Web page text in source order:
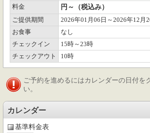
料金
円～（税込み）
ご提供期間
2026年01月06日～2026年12月
お食事
なし
チェックイン
15時～23時
チェックアウト
10時
ご予約を進めるにはカレンダーの日付を
い。
カレンダー
基準料金表